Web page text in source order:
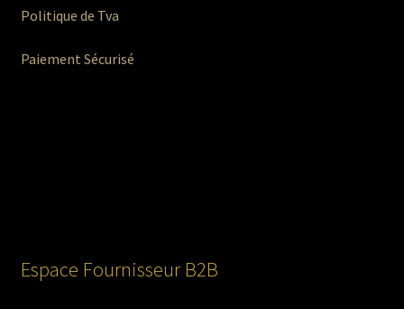
Politique de Tva
Paiement Sécurisé
Espace Fournisseur B2B